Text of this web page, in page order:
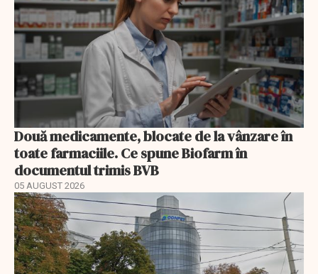
Două medicamente, blocate de la vânzare în
toate farmaciile. Ce spune Biofarm în
documentul trimis BVB
05 AUGUST 2026